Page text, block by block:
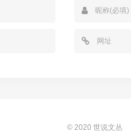
© 2020 世说文丛